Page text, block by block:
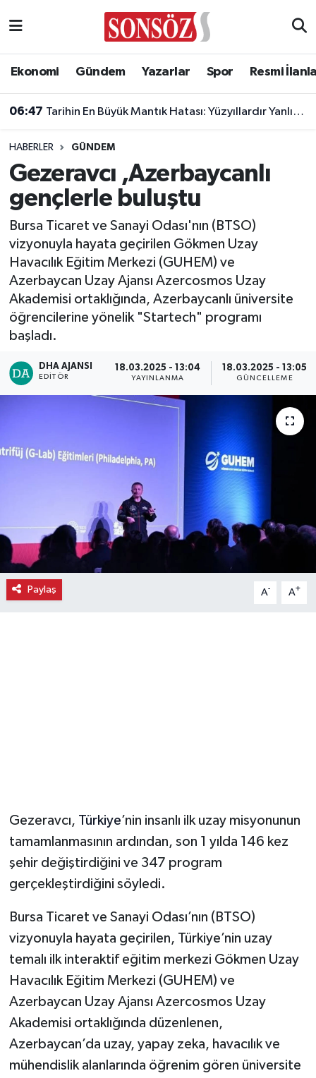
Ekonomi Gündem Yazarlar Spor Resmi
06:47 Tarihin En Büyük Mantık Hatası: Yüzyıllardır Yanlış Biliyoruz!
HABERLER GÜNDEM
Gezeravcı ,Azerbaycanlı
gençlerle buluştu
Bursa Ticaret ve Sanayi Odası'nın (BTSO)
vizyonuyla hayata geçirilen Gökmen Uzay
Havacılık Eğitim Merkezi (GUHEM) ve
Azerbaycan Uzay Ajansı Azercosmos Uzay
Akademisi ortaklığında, Azerbaycanlı üniversite
öğrencilerine yönelik "Startech" programı
başladı.
DHA AJANSI
EDITÖR
18.03.2025 - 13:04
YAYINLANMA
18.03.2025 - 13:05
GÜNCELLEME
Paylaş A- A+
Gezeravcı, Türkiye’nin insanlı ilk uzay misyonunun
tamamlanmasının ardından, son 1 yılda 146 kez
şehir değiştirdiğini ve 347 program
gerçekleştirdiğini söyledi.
Bursa Ticaret ve Sanayi Odası’nın (BTSO)
vizyonuyla hayata geçirilen, Türkiye’nin uzay
temalı ilk interaktif eğitim merkezi Gökmen Uzay
Havacılık Eğitim Merkezi (GUHEM) ve
Azerbaycan Uzay Ajansı Azercosmos Uzay
Akademisi ortaklığında düzenlenen,
Azerbaycan’da uzay, yapay zeka, havacılık ve
mühendislik alanlarında öğrenim gören üniversite
Asayiş
Çevre
Diğer
Dünya
Eğitim
Ekonomi
Eleman
Gündem
Haber
İlçe Haberleri
Keşfet
Sokak Hayvanlarını Sahiplendirme
Sonsöz Özel
Spor
Vasıta
Yaşam
Ankara Nöbetçi Eczaneler
Ankara Trafik Yoğunluk Haritası
Süper Lig Puan Durumu ve Fikstür
Tüm Manşetler
Son Dakika Haberleri
Haber Arşivi